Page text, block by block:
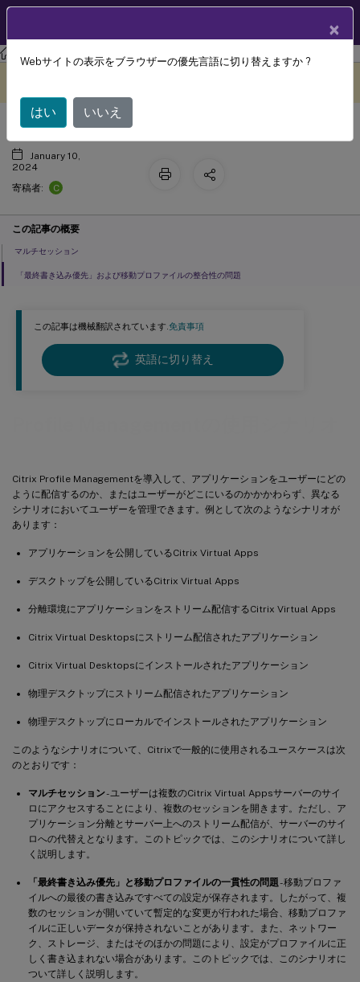
Profile Management Profile Management 2308
この記事は機械翻訳されています.免責事項
英語に切り替え
Citrix Profile Managementを導入して、アプリケーションをユーザーにどの
ように配信するのか、またはユーザーがどこにいるのかかかわらず、異なる
シナリオにおいてユーザーを管理できます。例として次のようなシナリオが
あります：
アプリケーションを公開しているCitrix Virtual Apps
デスクトップを公開しているCitrix Virtual Apps
分離環境にアプリケーションをストリーム配信するCitrix Virtual Apps
Citrix Virtual Desktopsにストリーム配信されたアプリケーション
Citrix Virtual Desktopsにインストールされたアプリケーション
物理デスクトップにストリーム配信されたアプリケーション
物理デスクトップにローカルでインストールされたアプリケーション
このようなシナリオについて、Citrixで一般的に使用されるユースケースは次
のとおりです：
マルチセッション- ユーザーは複数のCitrix Virtual Appsサーバーのサイ
ロにアクセスすることにより、複数のセッションを開きます。ただし、ア
プリケーション分離とサーバー上へのストリーム配信が、サーバーのサイ
ロへの代替えとなります。このトピックでは、このシナリオについて詳し
く説明します。
「最終書き込み優先」と移動プロファイルの一貫性の問題- 移動プロファ
イルへの最後の書き込みですべての設定が保存されます。したがって、複
数のセッションが開いていて暫定的な変更が行われた場合、移動プロファ
イルに正しいデータが保持されないことがあります。また、ネットワー
ク、ストレージ、またはそのほかの問題により、設定がプロファイルに正
しく書き込まれない場合があります。このトピックでは、このシナリオに
ついて詳しく説明します。
Profile Managementの使用シナリオ
January 10,
2024
寄稿者:
C
この記事の概要
マルチセッション
「最終書き込み優先」および移動プロファイルの整合性の問題
×
Webサイトの表示をブラウザーの優先言語に切り替えますか ?
はい いいえ